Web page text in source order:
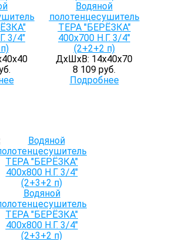
3/4"
Водяной
полотенцесушитель
ТЕРА "БЕРЁЗКА"
400х700 Н.Г. 3/4"
(2+2+2 п)
ДхШхВ: 14х40х70
8 109 руб.
Подробнее
Водяной
ТЕРА "БЕРЁЗКА"
400х800 Н.Г. 3/4"
(2+3+2 п)